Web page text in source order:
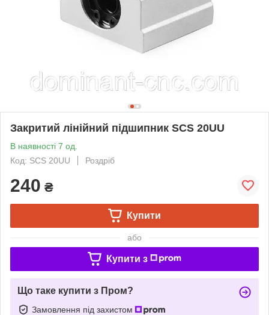
Закритий лінійний підшипник SCS 20UU
В наявності 7 од.
Код: SCS 20UU
Роздріб
240 ₴
Купити
або
Купити з
Що таке купити з Пром?
Замовлення під захистом